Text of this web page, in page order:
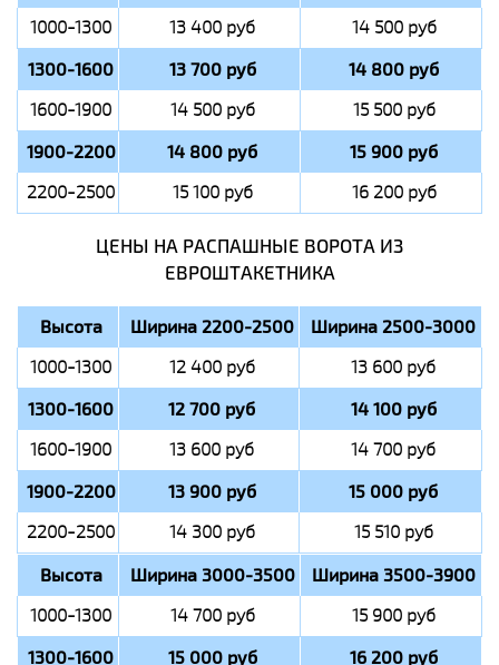
1000-1300 13 400 руб 14 500 руб
1300-1600 13 700 руб 14 800 руб
1600-1900 14 500 руб 15 500 руб
1900-2200 14 800 руб 15 900 руб
2200-2500 15 100 руб 16 200 руб
ЦЕНЫ НА РАСПАШНЫЕ ВОРОТА ИЗ
ЕВРОШТАКЕТНИКА
Высота Ширина 2200-2500 Ширина 2500-3000
1000-1300 12 400 руб 13 600 руб
1300-1600 12 700 руб 14 100 руб
1600-1900 13 600 руб 14 700 руб
1900-2200 13 900 руб 15 000 руб
2200-2500 14 300 руб 15 510 руб
Высота Ширина 3000-3500 Ширина 3500-3900
1000-1300 14 700 руб 15 900 руб
1300-1600 15 000 руб 16 200 руб